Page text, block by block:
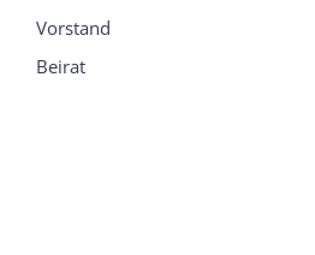
Vorstand
Beirat